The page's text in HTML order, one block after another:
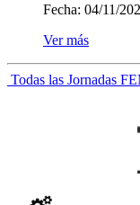
Fecha: 04/11/
Ver más
Todas las Jornadas